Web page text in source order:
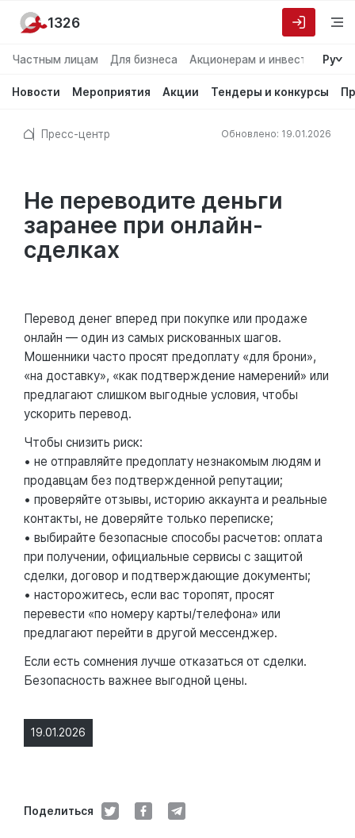
Частным лицам Для бизнеса Акционерам и инвесторам
Ру
Новости Мероприятия Акции Тендеры и конкурсы
1326
Пресс-центр Обновлено: 19.01.2026
Не переводите деньги
заранее при онлайн-
сделках
19.01.2026
Поделиться
Перевод денег вперед при покупке или продаже
онлайн — один из самых рискованных шагов.
Мошенники часто просят предоплату «для брони»,
«на доставку», «как подтверждение намерений» или
предлагают слишком выгодные условия, чтобы
ускорить перевод.
Чтобы снизить риск:
• не отправляйте предоплату незнакомым людям и
продавцам без подтвержденной репутации;
• проверяйте отзывы, историю аккаунта и реальные
контакты, не доверяйте только переписке;
• выбирайте безопасные способы расчетов: оплата
при получении, официальные сервисы с защитой
сделки, договор и подтверждающие документы;
• насторожитесь, если вас торопят, просят
перевести «по номеру карты/телефона» или
предлагают перейти в другой мессенджер.
Если есть сомнения лучше отказаться от сделки.
Безопасность важнее выгодной цены.